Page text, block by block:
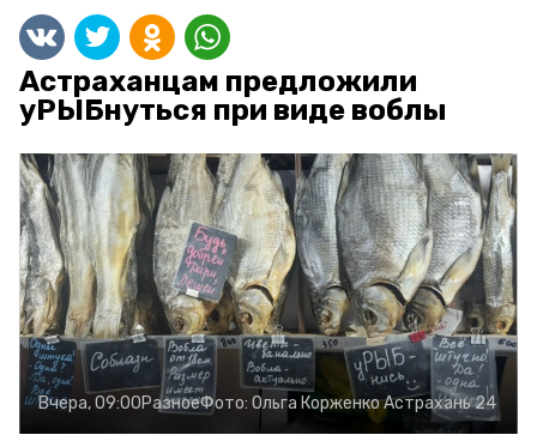
Астраханцам предложили
уРЫБнуться при виде воблы
Вчера, 09:00РазноеФото: Ольга КорженкоАстрахань 24